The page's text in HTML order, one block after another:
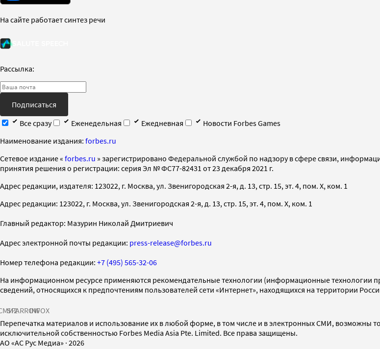
На сайте работает синтез речи
Рассылка:
Подписаться
Все сразу
Еженедельная Ежедневная
Новости Forbes Games
Наименование издания: forbes.ru
Cетевое издание « forbes.ru » зарегистрировано Федеральной службой по надзору в сфере связи,
принятия решения о регистрации: серия Эл № ФС77-82431 от 23 декабря 2021 г.
Адрес редакции, издателя: 123022, г. Москва, ул. Звенигородская 2-я, д. 13, стр. 15, эт. 4, пом. X, ком. 1
Адрес редакции: 123022, г. Москва, ул. Звенигородская 2-я, д. 13, стр. 15, эт. 4, пом. X, ком. 1
Главный редактор: Мазурин Николай Дмитриевич
Адрес электронной почты редакции: press-release@forbes.ru
Номер телефона редакции: +7 (495) 565-32-06
На информационном ресурсе применяются рекомендательные технологии (информационные технологии
сведений, относящихся к предпочтениям пользователей сети «Интернет», находящихся на территории
SPARROWINFOX
Перепечатка материалов и использование их в любой форме, в том числе и в электронных СМИ, возможны
исключительной собственностью Forbes Media Asia Pte. Limited. Все права защищены.
AO «АС Рус Медиа» · 2026